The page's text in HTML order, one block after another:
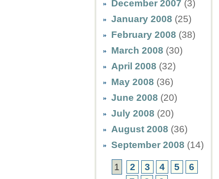
December 2007 (3)
January 2008 (25)
February 2008 (38)
March 2008 (30)
April 2008 (32)
May 2008 (36)
June 2008 (20)
July 2008 (20)
August 2008 (36)
September 2008 (14)
1 2 3 4 5
6